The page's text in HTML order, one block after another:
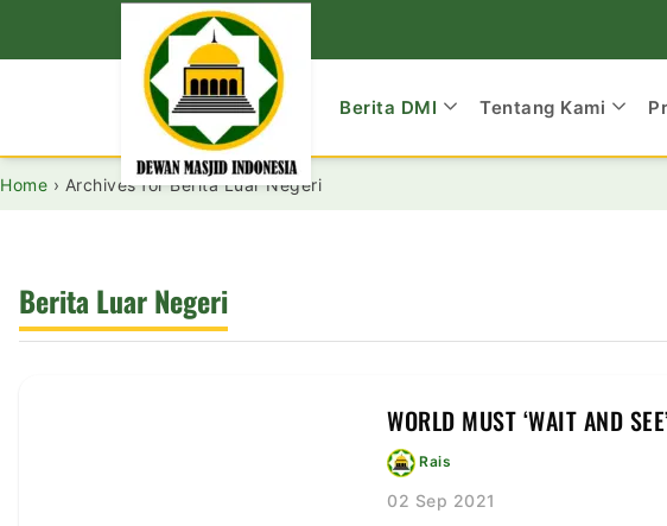
Berita DMI Tentang Kami
Home › Archives for Berita Luar Negeri
Berita Luar Negeri
WORLD MUST ‘WAIT AND
Rais
02 Sep 2021